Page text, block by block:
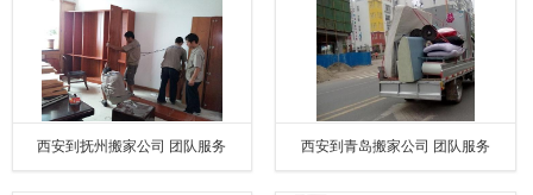
西安到抚州搬家公司 团队服务 西安到青岛搬家公司 团队服务